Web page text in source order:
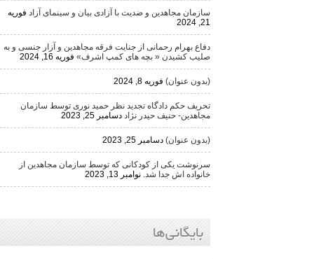
سازمان مجاهدین و ضدیت با آزادی بیان و سینمای آزاد فوریه
دفاع بهرام رحمانی از جنایت فرقه مجاهدین و آزار جنسی و به
صلیب کشیدن « بچه های کمپ اشرف» فوریه 16, 2024
(بدون عنوان) فوریه 8, 2024
تحریف حکم دادگاه تجدید نظر حمید نوری توسط سازمان
مجاهدین- حنیف حیدر نژاد دسامبر 25, 2023
(بدون عنوان) دسامبر 25, 2023
سرنوشت یکی از کودکانی که توسط سازمان مجاهدین از
خانواده اش جدا شد. نوامبر 13, 2023
بایگانی‌ها